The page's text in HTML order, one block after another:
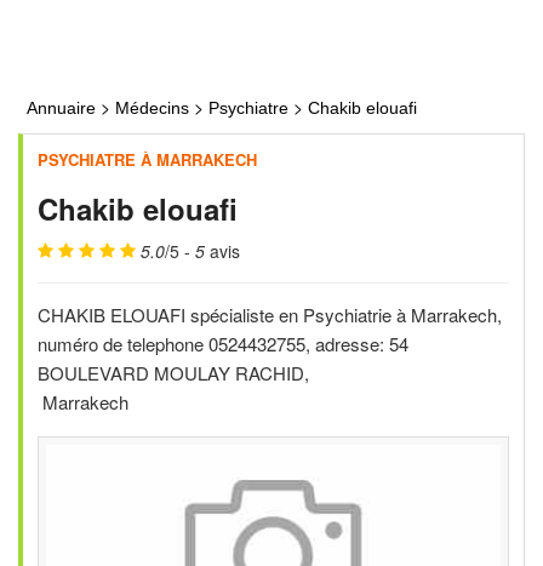
Annuaire > Médecins > Psychiatre > Chakib elouafi
PSYCHIATRE À MARRAKECH
Chakib elouafi
5.0/5 - 5 avis
CHAKIB ELOUAFI spécialiste en Psychiatrie à Marrakech,
numéro de telephone 0524432755, adresse: 54
BOULEVARD MOULAY RACHID,
Marrakech